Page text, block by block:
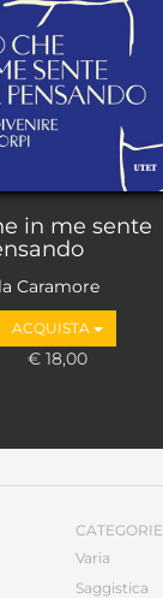
in me sente
Caramore
ACQUISTA
€ 18,00
CATEGORIE
Varia
Saggistica